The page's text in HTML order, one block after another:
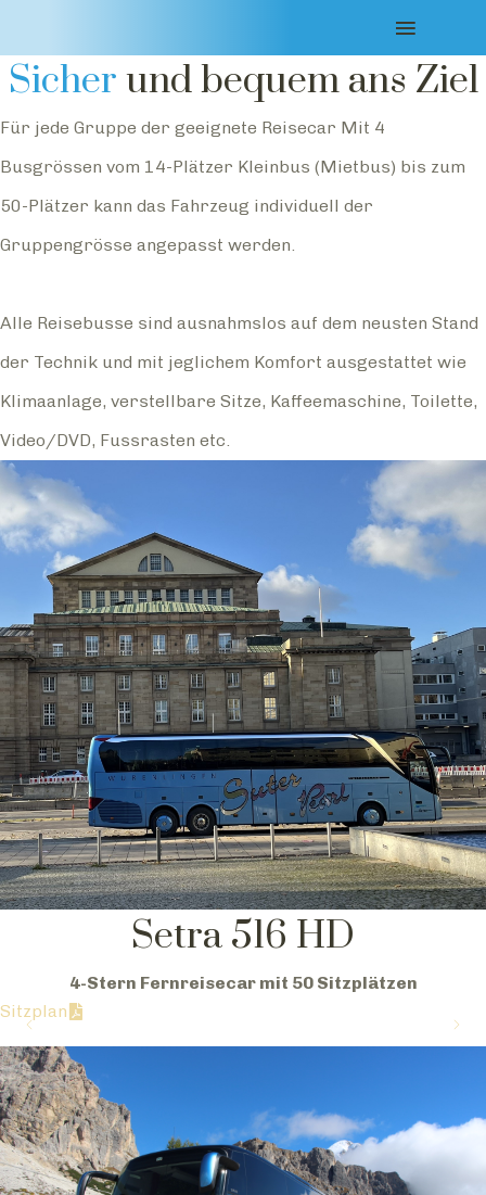
Unsere Reiseflotte
Sicher und bequem ans Ziel
Für jede Gruppe der geeignete Reisecar Mit 4
Busgrössen vom 14-Plätzer Kleinbus (Mietbus) bis zum
50-Plätzer kann das Fahrzeug individuell der
Gruppengrösse angepasst werden.
Alle Reisebusse sind ausnahmslos auf dem neusten Stand
der Technik und mit jeglichem Komfort ausgestattet wie
Klimaanlage, verstellbare Sitze, Kaffeemaschine, Toilette,
Video/DVD, Fussrasten etc.
Setra 516 HD
4-Stern Fernreisecar mit 50 Sitzplätzen
Sitzplan